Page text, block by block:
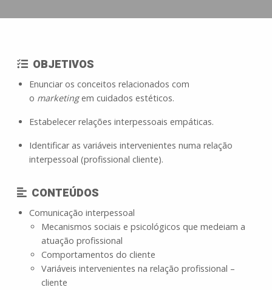
OBJETIVOS
Enunciar os conceitos relacionados com
o marketingem cuidados estéticos.
Estabelecer relações interpessoais empáticas.
Identificar as variáveis intervenientes numa relação
interpessoal (profissional cliente).
CONTEÚDOS
Comunicação interpessoal
Mecanismos sociais e psicológicos que medeiam a
atuação profissional
Comportamentos do cliente
Variáveis intervenientes na relação profissional –
cliente